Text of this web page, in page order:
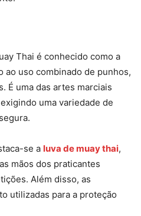
Thai é conhecido como a
ao uso combinado de punhos,
É uma das artes marciais
uma variedade de
se a luva de muay thai,
mãos dos praticantes
Além disso, as
utilizadas para a proteção